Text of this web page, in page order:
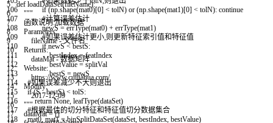
106
107
108
109
110
111
112
113
114
115
116
117
118
if (np.shape(mat0)[0] < tolN) or (np shape(mat1)[0] < tolN): continue
#计算误差估计
newS = errType(mat0) + errType(mat1)
#如果误差估计更小,则更新特征索引值和特征值
if newS < bestS:
bestIndex = featIndex
bestValue = splitVal
bestS = newS
#如果误差减少不大则退出
if (S - bestS) < tolS:
return None leafType(dataSet)
#根据最佳的切分特征和特征值切分数据集合
mat0, mat1 = binSplitDataSet(dataSet bestIndex bestValue)
5
6
7
8
9
10
11
12
13
14
15
16
17
def loadDataSet(fileName):
"""
函数说明:加载数据
Parameters:
fileName - 文件名
Returns:
dataMat - 数据矩阵
Website:
https://www.cuijiahua.com/
Modify:
2017-12-09
"""
dataMat = []